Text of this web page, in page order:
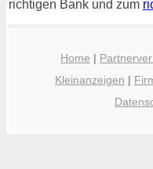
richtigen Bank und zum
Home |
Kleinanzeigen |